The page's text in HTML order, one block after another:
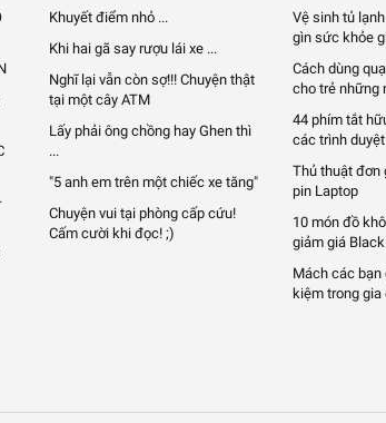
Khuyết điểm nhỏ ...
Khi hai gã say rượu lái xe ...
Nghĩ lại vẫn còn sợ!!! Chuyện thật
tại một cây ATM
Lấy phải ông chồng hay Ghen thì
...
"5 anh em trên một chiếc xe tăng"
Chuyện vui tại phòng cấp cứu!
Cấm cười khi đọc! ;)
Vệ sinh tủ
gìn sức khỏe
Cách dùng
cho trẻ những
44 phím tắt
các trình duyệt
Thủ thuật đơn
pin Laptop
10 món đồ
giảm giá
Mách các
kiệm trong gia